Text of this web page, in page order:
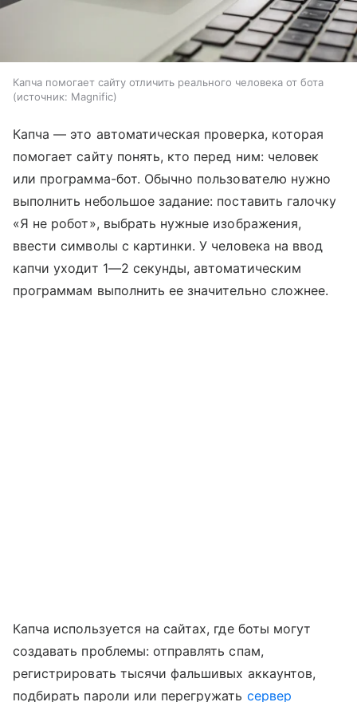
Капча помогает сайту отличить реального человека от бота
источник: Magnific
Капча — это автоматическая проверка, которая
помогает сайту понять, кто перед ним: человек
или программа-бот. Обычно пользователю нужно
выполнить небольшое задание: поставить галочку
«Я не робот», выбрать нужные изображения,
ввести символы с картинки. У человека на ввод
капчи уходит 1—2 секунды, автоматическим
программам выполнить ее значительно сложнее.
Капча используется на сайтах, где боты могут
создавать проблемы: отправлять спам,
регистрировать тысячи фальшивых аккаунтов,
подбирать пароли или перегружать сервер